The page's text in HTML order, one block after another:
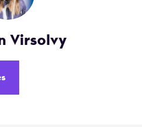
Virsolvy